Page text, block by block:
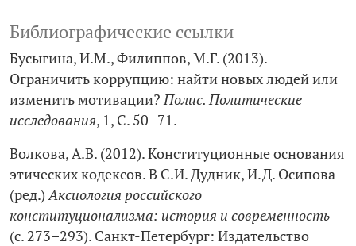
Библиографические ссылки
Бусыгина, И.М., Филиппов, М.Г. (2013).
Ограничить коррупцию: найти новых людей или
изменить мотивации?Полис. Политические
исследования, 1, С. 50–71.
Волкова, А.В. (2012). Конституционные основания
этических кодексов. В С.И. Дудник, И.Д. Осипова
(ред.)Аксиология российского
конституционализма: история и современность
(с. 273–293). Санкт-Петербург: Издательство